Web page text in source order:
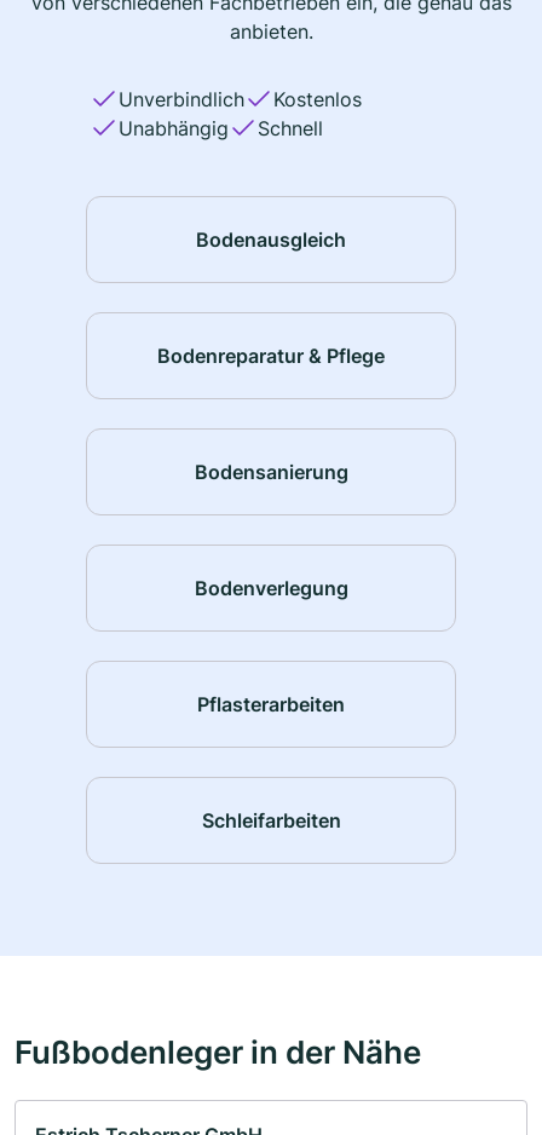
anbieten.
Unverbindlich
Kostenlos
Unabhängig
Schnell
Bodenausgleich
Bodenreparatur & Pflege
Bodensanierung
Bodenverlegung
Pflasterarbeiten
Schleifarbeiten
Fußbodenleger in der Nähe